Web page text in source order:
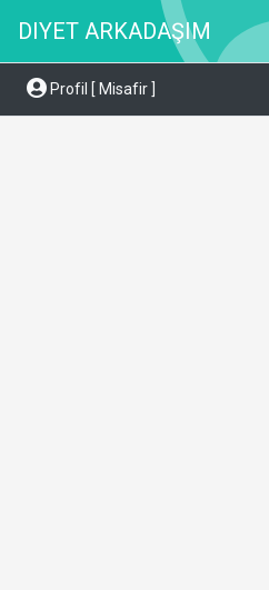
DIYET ARKADAŞIM
Profil [ Misafir ]